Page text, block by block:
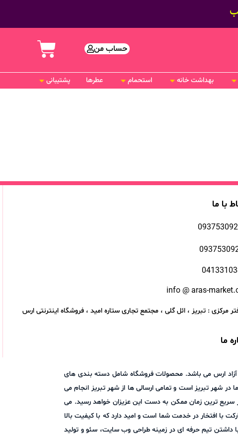
حساب من
بهداشت خانه استحمام عطرها پشتیبانی
با ما
info @ aras-
مرکزی : تبریز ، ائل گلی ، مجتمع تجاری ستاره امید ، فروشگاه اینترنتی ارس
ما
آزاد ارس می باشد. محصولات فروشگاه شامل دسته بندی های
در شهر تبریز است و تمامی ارسالی ها از شهر تبریز انجام می
سریع ترین زمان ممکن به دست این عزیزان خواهد رسید. می
با ما در میان بگذارید. فروشگاه اینترنتی ارس مارکت با افتخار در خدمت شما است و امید دارد که با کیفیت بالا
داشتن تیم حرفه ای در زمینه طراحی وب سایت، سئو و تولید